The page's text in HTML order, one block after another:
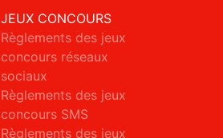
JEUX CONCOURS
Règlements des jeux
concours réseaux
sociaux
Règlements des jeux
concours SMS
Règlements des jeux